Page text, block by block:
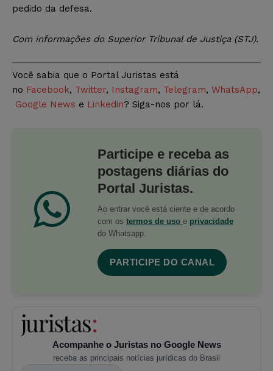
pedido da defesa.
Com informações do Superior Tribunal de Justiça (STJ).
Você sabia que o Portal Juristas está
no Facebook, Twitter, Instagram, Telegram, WhatsApp,
Google News e Linkedin? Siga-nos por lá.
Participe e receba as
postagens diárias do
Portal Juristas.
Ao entrar você está ciente e de acordo
com os termos de uso e privacidade
do Whatsapp.
PARTICIPE DO CANAL
Acompanhe o Juristas no Google News
receba as principais notícias jurídicas do Brasil